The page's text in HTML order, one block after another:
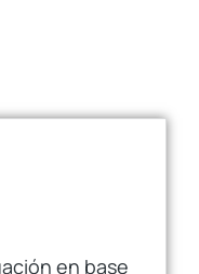
en base